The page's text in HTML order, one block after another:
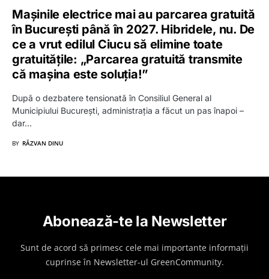
Mașinile electrice mai au parcarea gratuită
în București până în 2027. Hibridele, nu. De
ce a vrut edilul Ciucu să elimine toate
gratuitățile: „Parcarea gratuită transmite
că mașina este soluția!”
După o dezbatere tensionată în Consiliul General al
Municipiului București, administrația a făcut un pas înapoi –
dar…
BY RĂZVAN DINU
Abonează-te la Newsletter
Sunt de acord să primesc cele mai importante informații
cuprinse în Newsletter-ul GreenCommunity.